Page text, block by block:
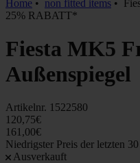
Home • non fitted items •
25% RABATT*
Fiesta MK5
Außenspiegel
Artikelnr. 1522580
120,75€
161,00€
Niedrigster Preis der letzten
Ausverkauft